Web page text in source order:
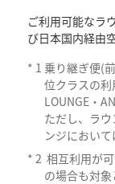
ご利用可能なラ
び日本国内経由
* 1 乗り継ぎ便(
位クラスの利
LOUNGE・
ただし、ラ
ンジにおいて
* 2 相互利用が
の場合も対象